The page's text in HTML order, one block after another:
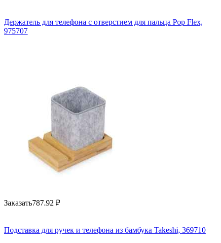
Держатель для телефона с отверстием для пальца Pop Flex,
975707
Заказать787.92 ₽
Подставка для ручек и телефона из бамбука Takeshi, 369710